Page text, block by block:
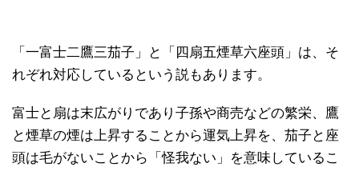
「一富士二鷹三茄子」と「四扇五煙草六座頭」は、そ
れぞれ対応しているという説もあります。
富士と扇は末広がりであり子孫や商売などの繁栄、鷹
と煙草の煙は上昇することから運気上昇を、茄子と座
頭は毛がないことから「怪我ない」を意味しているこ